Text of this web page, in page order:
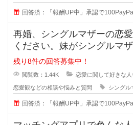
回答済：「報酬UP中」承認で
再婚、シングルマザーの恋
ください。妹がシングルマ
のですが私も悩んでおり、皆
残り8件の回答募集中！
閲覧数：1.44K 恋愛に関して好きな
恋愛観などの相談や悩みと質問 シングル
回答済：「報酬UP中」承認で